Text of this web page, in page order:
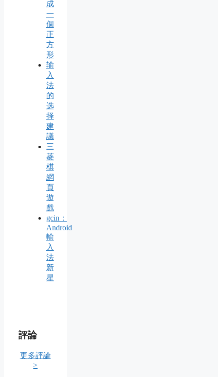
成
一
個
正
方
形
输
入
法
的
选
择
建
議
三
菱
棋
網
頁
遊
戲
gcin：
Android
輸
入
法
新
星
評論
更多評論
>